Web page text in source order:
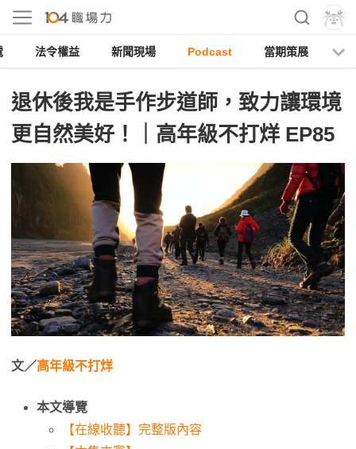
法令權益 新聞現場 Podcast 當期策展
退休後我是手作步道師，致力讓環境
更自然美好！｜高年級不打烊 EP85
文／高年級不打烊
本文導覽
【在線收聽】完整版內容